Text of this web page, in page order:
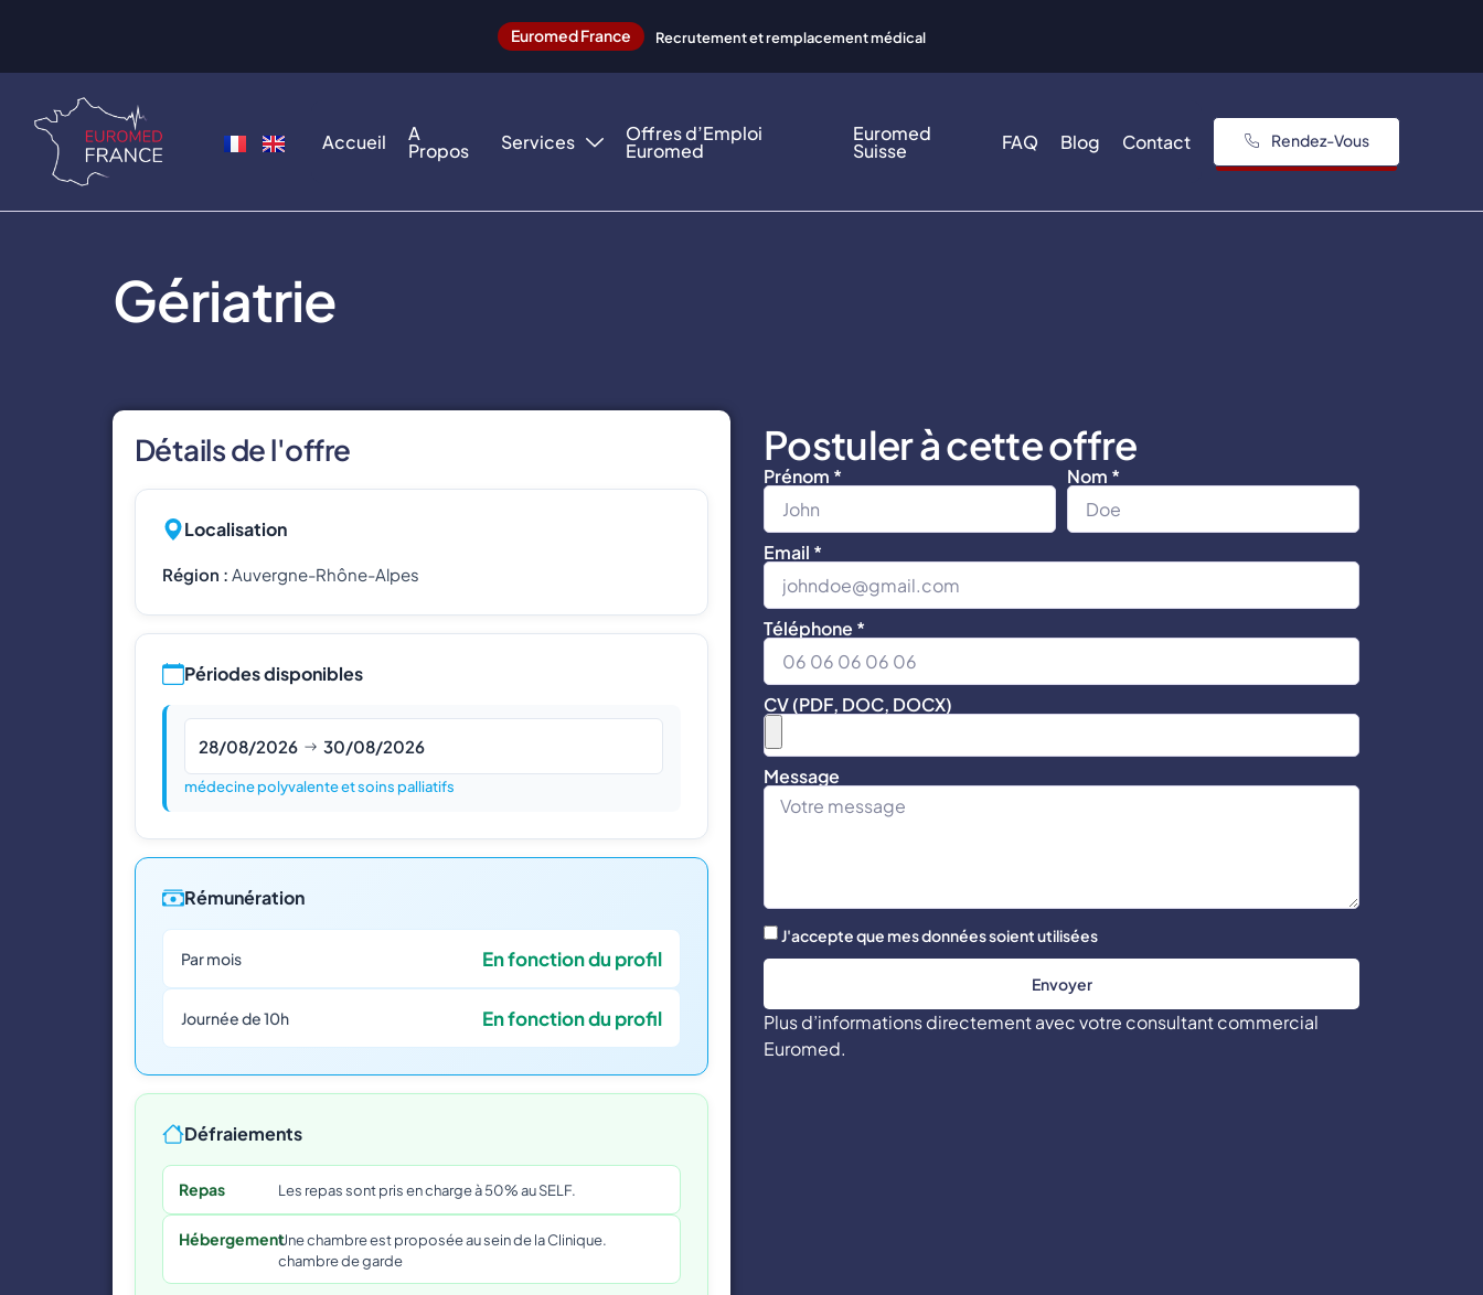
Euromed France Recrutement et remplacement médical
Accueil A
Propos Services Offres d’Emploi
Euromed
Euromed
Suisse FAQ Blog Contact Rendez-Vous
Gériatrie
Détails de l'offre
Localisation
Région : Auvergne-Rhône-Alpes
Périodes disponibles
28/08/2026 30/08/2026
médecine polyvalente et soins palliatifs
Rémunération
Par mois En fonction du profil
Journée de 10h En fonction du profil
Défraiements
Repas Les repas sont pris en charge à 50% au SELF.
HébergementUne chambre est proposée au sein de la Clinique.
chambre de garde
Postuler à cette offre
Prénom * Nom *
Email *
Téléphone *
CV (PDF, DOC, DOCX)
Message
J'accepte que mes données soient utilisées
Envoyer
Plus d’informations directement avec votre consultant commercial
Euromed.